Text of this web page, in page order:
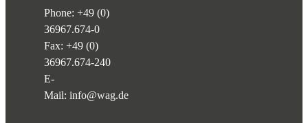
Phone: +49 (0)
36967.674-0
Fax: +49 (0)
36967.674-240
E-
Mail: info@wag.de